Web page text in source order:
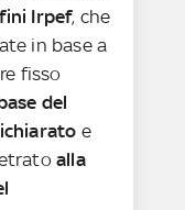
Irpef, che
in base a
fisso
del
e
alla